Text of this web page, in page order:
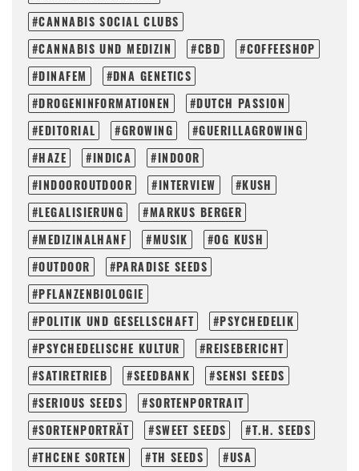
CANNABIS SOCIAL CLUBS
CANNABIS UND MEDIZIN
CBD
COFFEESHOP
DINAFEM
DNA GENETICS
DROGENINFORMATIONEN
DUTCH PASSION
EDITORIAL
GROWING
GUERILLAGROWING
HAZE
INDICA
INDOOR
INDOOROUTDOOR
INTERVIEW
KUSH
LEGALISIERUNG
MARKUS BERGER
MEDIZINALHANF
MUSIK
OG KUSH
OUTDOOR
PARADISE SEEDS
PFLANZENBIOLOGIE
POLITIK UND GESELLSCHAFT
PSYCHEDELIK
PSYCHEDELISCHE KULTUR
REISEBERICHT
SATIRETRIEB
SEEDBANK
SENSI SEEDS
SERIOUS SEEDS
SORTENPORTRAIT
SORTENPORTRÄT
SWEET SEEDS
T.H. SEEDS
THCENE SORTEN
TH SEEDS USA